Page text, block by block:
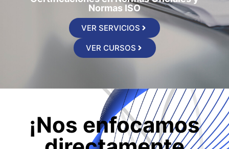
Normas ISO
VER SERVICIOS
VER CURSOS
¡Nos enfocamos